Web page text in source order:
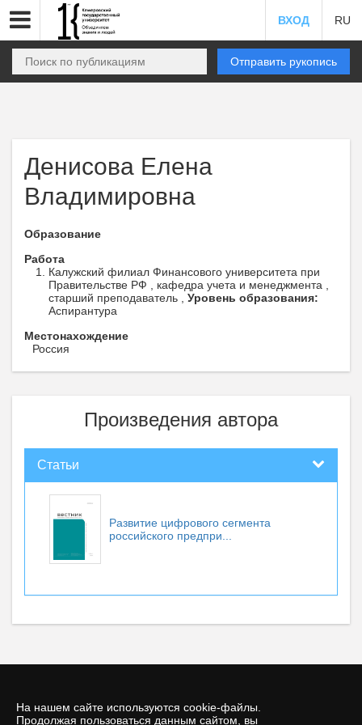
На нашем сайте используются cookie-файлы.
Продолжая пользоваться данным сайтом, вы
ВХОД RU
Отправить рукопись
Денисова Елена
Владимировна
Образование
Работа
Калужский филиал Финансового университета при
Правительстве РФ , кафедра учета и менеджмента ,
старший преподаватель , Уровень образования:
Аспирантура
Местонахождение
Россия
Произведения автора
Статьи
Развитие цифрового сегмента
российского предпри...